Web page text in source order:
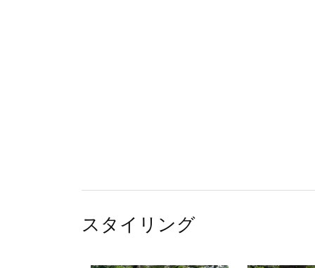
スタイリング